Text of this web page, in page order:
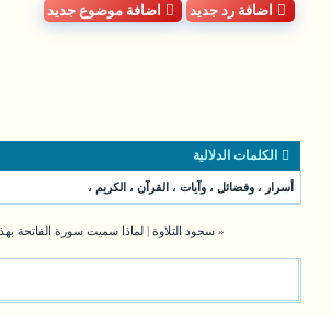
اضافة رد جديد اضافة موضوع جديد
الكلمات الدلالية
أسرار ،وفضائل ،وآيات ، القرآن ، الكريم ،
« سجود التلاوة | لماذا سميت سورة الفاتحة